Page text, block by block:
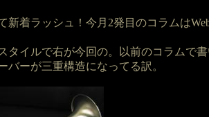
新着ラッシュ！今月2発目のコラムは
タイルで右が今回の。以前のコラムで
バーが三重構造になってる訳。